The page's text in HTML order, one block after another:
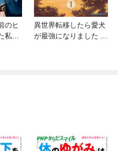
のヒ
私、
異世界転移したら愛犬
が最強になりました ～